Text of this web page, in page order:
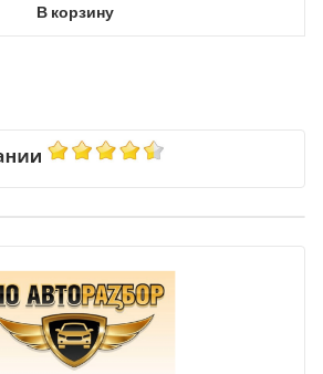
В корзину